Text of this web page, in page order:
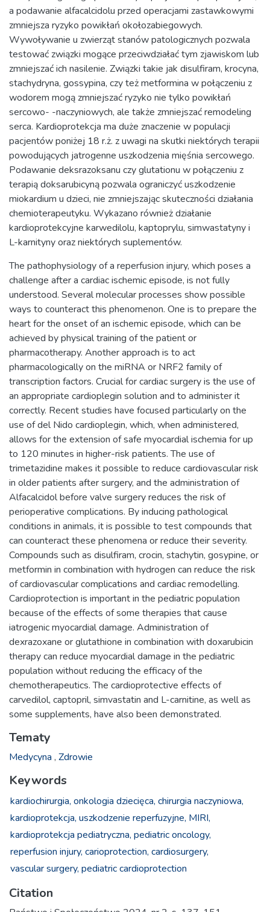
a podawanie alfacalcidolu przed operacjami zastawkowymi
zmniejsza ryzyko powikłań okołozabiegowych.
Wywoływanie u zwierząt stanów patologicznych pozwala
testować związki mogące przeciwdziałać tym zjawiskom lub
zmniejszać ich nasilenie. Związki takie jak disulfiram, krocyna,
stachydryna, gossypina, czy też metformina w połączeniu z
wodorem mogą zmniejszać ryzyko nie tylko powikłań
sercowo- -naczyniowych, ale także zmniejszać remodeling
serca. Kardioprotekcja ma duże znaczenie w populacji
pacjentów poniżej 18 r.ż. z uwagi na skutki niektórych terapii
powodujących jatrogenne uszkodzenia mięśnia sercowego.
Podawanie deksrazoksanu czy glutationu w połączeniu z
terapią doksarubicyną pozwala ograniczyć uszkodzenie
miokardium u dzieci, nie zmniejszając skuteczności działania
chemioterapeutyku. Wykazano również działanie
kardioprotekcyjne karwedilolu, kaptoprylu, simwastatyny i
L-karnityny oraz niektórych suplementów.
The pathophysiology of a reperfusion injury, which poses a
challenge after a cardiac ischemic episode, is not fully
understood. Several molecular processes show possible
ways to counteract this phenomenon. One is to prepare the
heart for the onset of an ischemic episode, which can be
achieved by physical training of the patient or
pharmacotherapy. Another approach is to act
pharmacologically on the miRNA or NRF2 family of
transcription factors. Crucial for cardiac surgery is the use of
an appropriate cardioplegin solution and to administer it
correctly. Recent studies have focused particularly on the
use of del Nido cardioplegin, which, when administered,
allows for the extension of safe myocardial ischemia for up
to 120 minutes in higher-risk patients. The use of
trimetazidine makes it possible to reduce cardiovascular risk
in older patients after surgery, and the administration of
Alfacalcidol before valve surgery reduces the risk of
perioperative complications. By inducing pathological
conditions in animals, it is possible to test compounds that
can counteract these phenomena or reduce their severity.
Compounds such as disulfiram, crocin, stachytin, gosypine, or
metformin in combination with hydrogen can reduce the risk
of cardiovascular complications and cardiac remodelling.
Cardioprotection is important in the pediatric population
because of the effects of some therapies that cause
iatrogenic myocardial damage. Administration of
dexrazoxane or glutathione in combination with doxarubicin
therapy can reduce myocardial damage in the pediatric
population without reducing the efficacy of the
chemotherapeutics. The cardioprotective effects of
carvedilol, captopril, simvastatin and L-carnitine, as well as
some supplements, have also been demonstrated.
Tematy
Medycyna , Zdrowie
Keywords
kardiochirurgia, onkologia dziecięca, chirurgia naczyniowa,
kardioprotekcja, uszkodzenie reperfuzyjne, MIRI,
kardioprotekcja pediatryczna, pediatric oncology,
reperfusion injury, carioprotection, cardiosurgery,
vascular surgery, pediatric cardioprotection
Citation